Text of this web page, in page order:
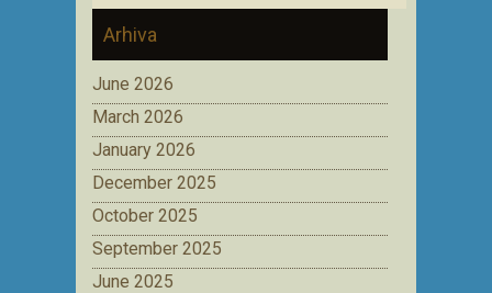
Arhiva
June 2026
March 2026
January 2026
December 2025
October 2025
September 2025
June 2025